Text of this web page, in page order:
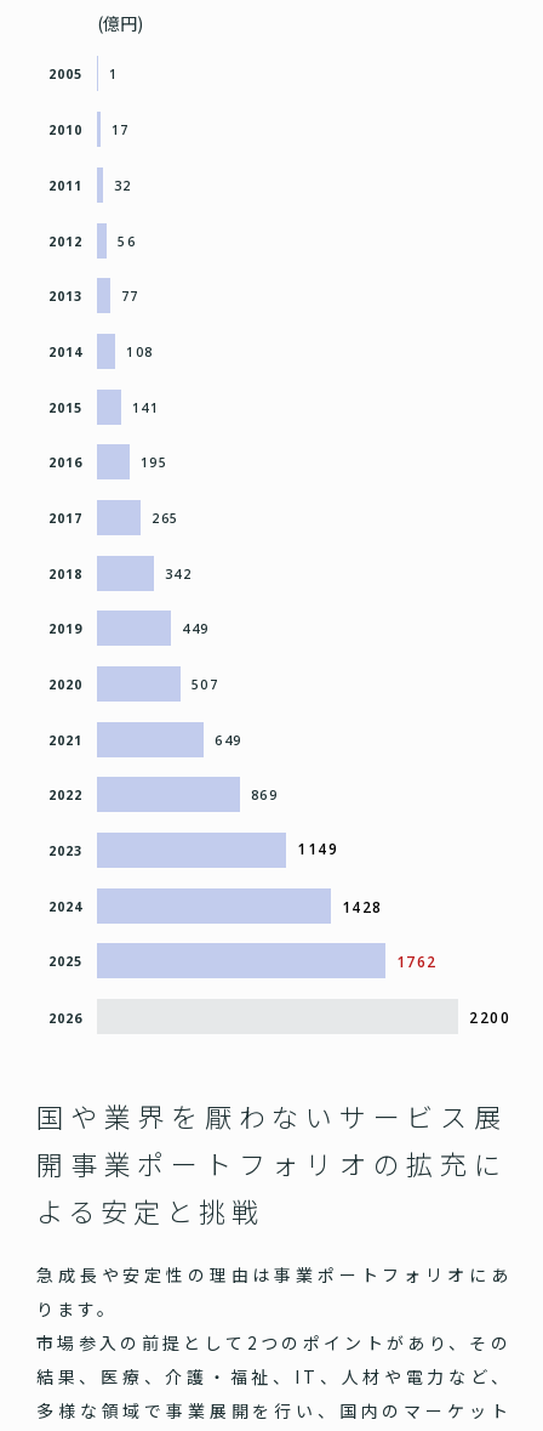
(億円)
1
2005
17
2010
32
2011
56
2012
77
2013
108
2014
141
2015
195
2016
265
2017
342
2018
449
2019
507
2020
649
2021
869
2022
1149
2023
1428
2024
1762
2025
2200
2026
国や業界を厭わないサービス展
開 事業ポートフォリオの拡充に
よる安定と挑戦
急成長や安定性の理由は事業ポートフォリオにあ
ります。
市場参入の前提として2つのポイントがあり、その
結果、医療、介護・福祉、IT、人材や電力など、
多様な領域で事業展開を行い、国内のマーケット